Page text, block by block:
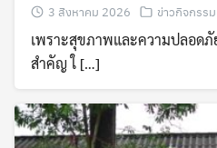
3 สิงหาคม 2026 ข่าวกิจกรรม
เพราะสุขภาพและความปลอด
สำคัญ ใ […]